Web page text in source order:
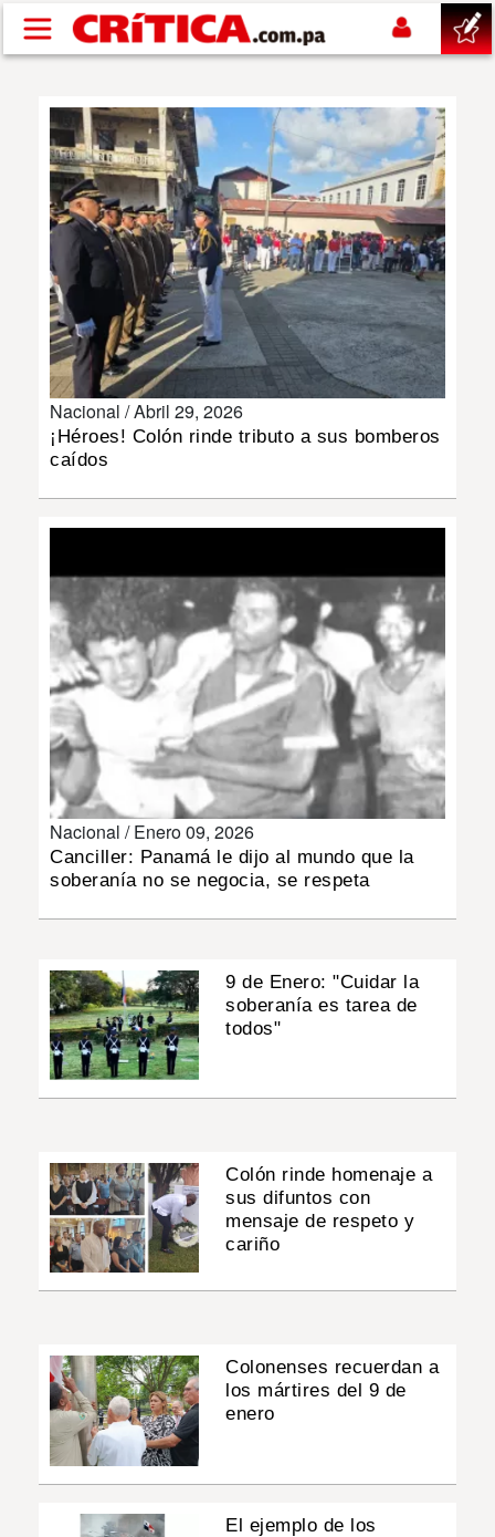
Pasar al contenido principal
SUCESOS
NACIONAL
POLÍTICA
SHOW
DEPORTES
MULTIMEDIA
IMPRESO
Nacional /Abril 29, 2026
¡Héroes! Colón rinde tributo a sus bomberos
caídos
Nacional /Enero 09, 2026
Canciller: Panamá le dijo al mundo que la
soberanía no se negocia, se respeta
9 de Enero: "Cuidar la
soberanía es tarea de
todos"
Colón rinde homenaje a
sus difuntos con
mensaje de respeto y
cariño
Colonenses recuerdan a
los mártires del 9 de
enero
El ejemplo de los